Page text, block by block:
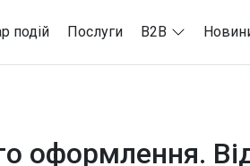
подій Послуги B2B
оформлення.